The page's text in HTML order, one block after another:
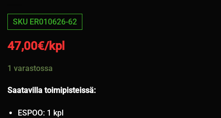
SKU ER010626-62
47,00€/kpl
1 varastossa
Saatavilla toimipisteissä:
ESPOO: 1 kpl